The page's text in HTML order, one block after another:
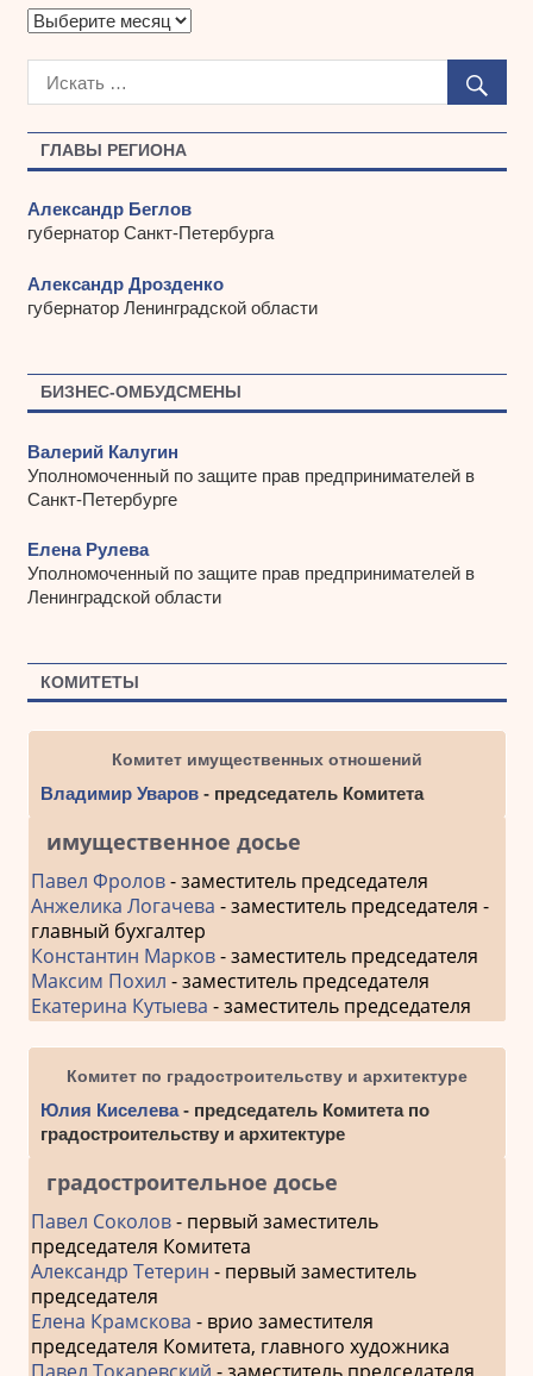
ГЛАВЫ РЕГИОНА
Александр Беглов
губернатор Санкт-Петербурга
Александр Дрозденко
губернатор Ленинградской области
БИЗНЕС-ОМБУДСМЕНЫ
Валерий Калугин
Уполномоченный по защите прав предпринимателей в
Санкт-Петербурге
Елена Рулева
Уполномоченный по защите прав предпринимателей в
Ленинградской области
КОМИТЕТЫ
Комитет имущественных отношений
Владимир Уваров- председатель Комитета
имущественное досье
Павел Фролов- заместитель председателя
Анжелика Логачева - заместитель председателя -
главный бухгалтер
Константин Марков- заместитель председателя
Максим Похил - заместитель председателя
Екатерина Кутыева - заместитель председателя
Комитет по градостроительству и архитектуре
Юлия Киселева- председатель Комитета по
градостроительству и архитектуре
градостроительное досье
Павел Соколов- первый заместитель
председателя Комитета
Александр Тетерин - первый заместитель
председателя
Елена Крамскова - врио заместителя
председателя Комитета, главного художника
А
х
ы